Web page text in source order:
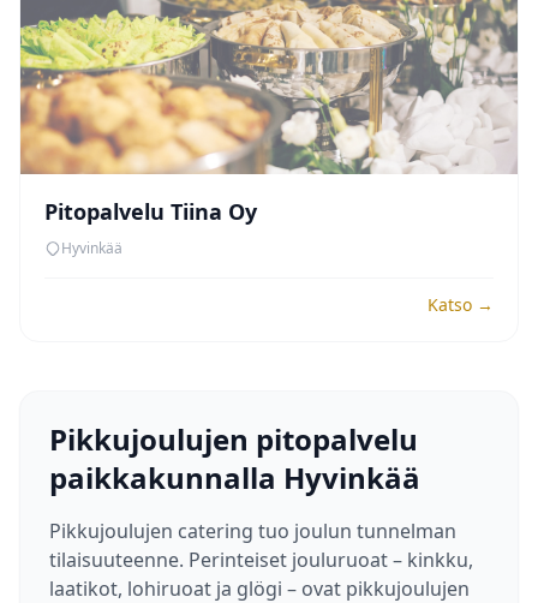
Pitopalvelu Tiina Oy
Hyvinkää
Katso →
Pikkujoulujen pitopalvelu
paikkakunnalla Hyvinkää
Pikkujoulujen catering tuo joulun tunnelman
tilaisuuteenne. Perinteiset jouluruoat – kinkku,
laatikot, lohiruoat ja glögi – ovat pikkujoulujen